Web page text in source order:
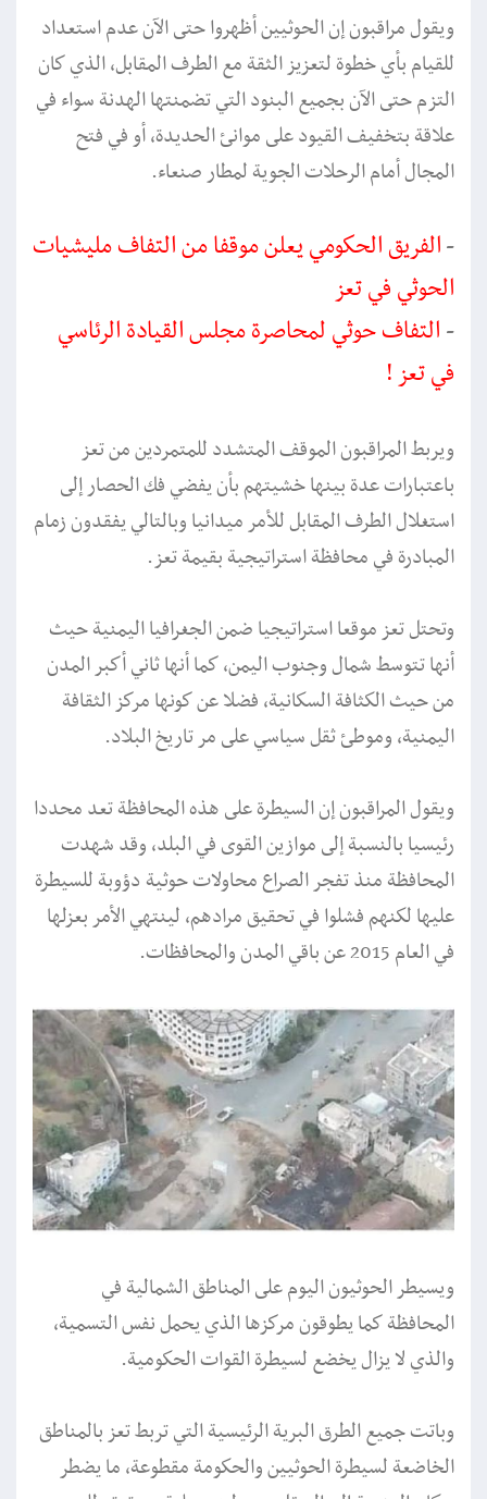
ويقول مراقبون إن الحوثيين أظهروا حتى الآن عدم استعداد
للقيام بأي خطوة لتعزيز الثقة مع الطرف المقابل، الذي كان
التزم حتى الآن بجميع البنود التي تضمنتها الهدنة سواء في
علاقة بتخفيف القيود على موانئ الحديدة، أو في فتح
المجال أمام الرحلات الجوية لمطار صنعاء.
-الفريق الحكومي يعلن موقفا من التفاف مليشيات
الحوثي في تعز
-التفاف حوثي لمحاصرة مجلس القيادة الرئاسي
في تعز !
ويربط المراقبون الموقف المتشدد للمتمردين من تعز
باعتبارات عدة بينها خشيتهم بأن يفضي فك الحصار إلى
استغلال الطرف المقابل للأمر ميدانيا وبالتالي يفقدون زمام
المبادرة في محافظة استراتيجية بقيمة تعز.
وتحتل تعز موقعا استراتيجيا ضمن الجغرافيا اليمنية حيث
أنها تتوسط شمال وجنوب اليمن، كما أنها ثاني أكبر المدن
من حيث الكثافة السكانية، فضلا عن كونها مركز الثقافة
اليمنية، وموطئ ثقل سياسي على مر تاريخ البلاد.
ويقول المراقبون إن السيطرة على هذه المحافظة تعد محددا
رئيسيا بالنسبة إلى موازين القوى في البلد، وقد شهدت
المحافظة منذ تفجر الصراع محاولات حوثية دؤوبة للسيطرة
عليها لكنهم فشلوا في تحقيق مرادهم، لينتهي الأمر بعزلها
في العام 2015 عن باقي المدن والمحافظات.
ويسيطر الحوثيون اليوم على المناطق الشمالية في
المحافظة كما يطوقون مركزها الذي يحمل نفس التسمية،
والذي لا يزال يخضع لسيطرة القوات الحكومية.
وباتت جميع الطرق البرية الرئيسية التي تربط تعز بالمناطق
الخاضعة لسيطرة الحوثيين والحكومة مقطوعة، ما يضطر